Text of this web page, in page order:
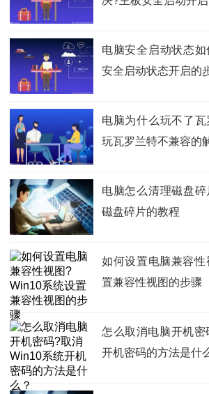
电脑安全启动状态
安全启动状态开启的
电脑为什么玩不了
玩瓦罗兰特不兼容的
电脑怎么清理磁盘
磁盘碎片的教程
如何设置电脑兼容
置兼容性视图的步骤
怎么取消电脑开机
开机密码的方法是什